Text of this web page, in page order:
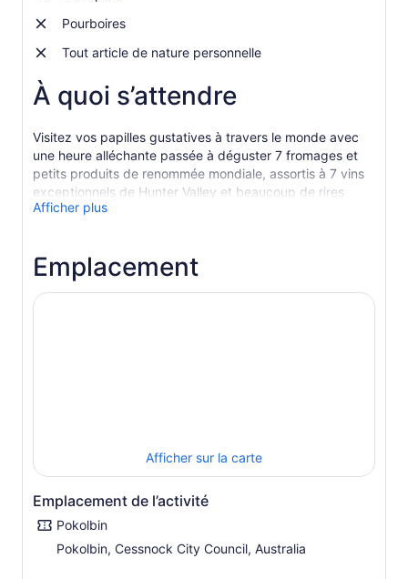
Pourboires
Tout article de nature personnelle
À quoi s’attendre
Visitez vos papilles gustatives à travers le monde avec
une heure alléchante passée à déguster 7 fromages et
petits produits de renommée mondiale, assortis à 7 vins
exceptionnels de Hunter Valley et beaucoup de rires
avec votre guide amusant.
qu’il corresponde à certaines variétés de vin. Découvrez
pourquoi un semillon de Hunter Valley peut être une
allumette faite dans le ciel lorsqu’il est servi avec un
fromage, mais un désastre lorsqu’il est assorti avec un
Afficher plus
Emplacement
Afficher sur la carte
Emplacement de l’activité
Pokolbin
Pokolbin, Cessnock City Council, Australia